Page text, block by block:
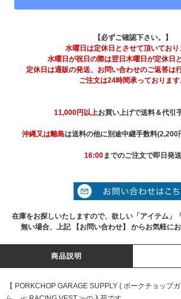
【必ずご確認下さい。】
水曜日は定休日とさせて頂いており
水曜日が祝日の際は翌日木曜日が定休日
定休日は通販の発送、お問い合わせのご返答は
ご注文は24時間承っております
11,000円以上お買い上げで送料＆代引
沖縄又は離島は送料の他に別途中継手数料(2,200
16:00までのご注文で即日発送
在庫をお探しいたしますので、欲しい「アイテム」
無い場合、上記 【お問い合わせ】 からお気軽にお
商品説明
【 PORKCHOP GARAGE SUPPLY ( ポークチョップ